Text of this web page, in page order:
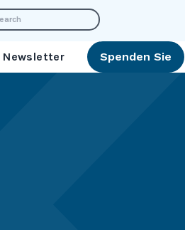
Newsletter Spenden Sie